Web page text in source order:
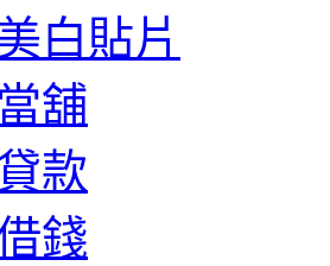
白貼片
舖
款
錢